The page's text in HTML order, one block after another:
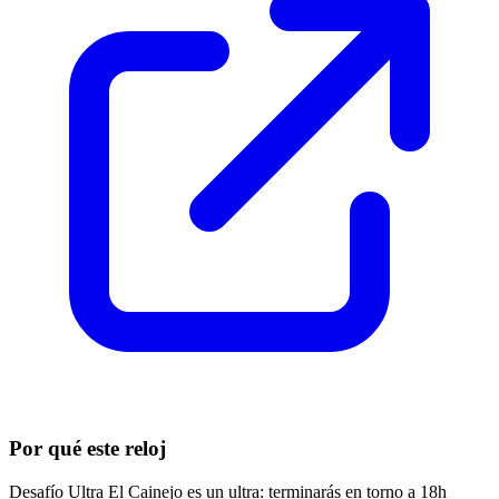
Por qué este reloj
Desafío Ultra El Cainejo es un ultra: terminarás en torno a 18h